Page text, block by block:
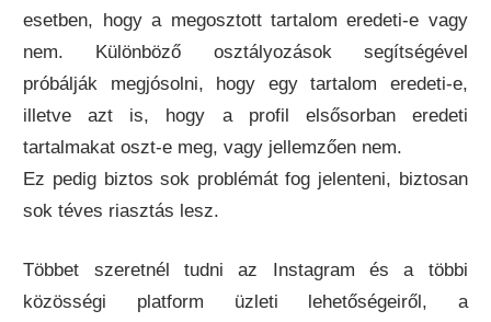
esetben, hogy a megosztott tartalom eredeti-e vagy
nem. Különböző osztályozások segítségével
próbálják megjósolni, hogy egy tartalom eredeti-e,
illetve azt is, hogy a profil elsősorban eredeti
tartalmakat oszt-e meg, vagy jellemzően nem.
Ez pedig biztos sok problémát fog jelenteni, biztosan
sok téves riasztás lesz.
Többet szeretnél tudni az Instagram és a többi
közösségi platform üzleti lehetőségeiről, a